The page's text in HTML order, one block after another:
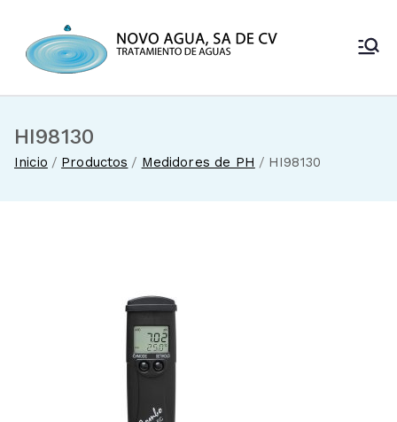
contenido
Novo Agua
HI98130
Inicio Productos Medidores de PH HI98130